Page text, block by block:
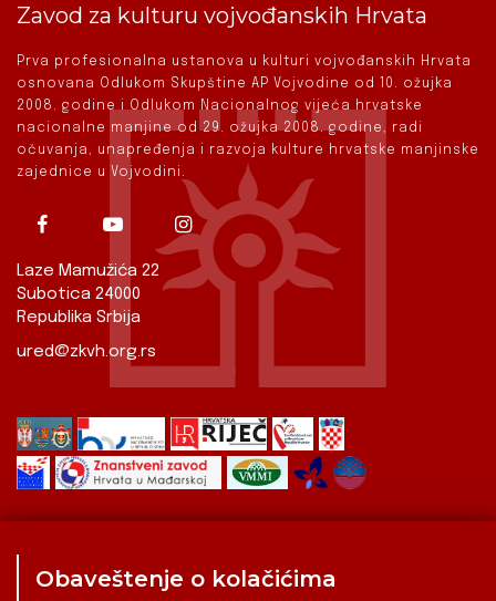
Zavod za kulturu vojvođanskih Hrvata
Prva profesionalna ustanova u kulturi vojvođanskih Hrvata
osnovana Odlukom Skupštine AP Vojvodine od 10. ožujka
2008. godine i Odlukom Nacionalnog vijeća hrvatske
nacionalne manjine od 29. ožujka 2008. godine, radi
očuvanja, unapređenja i razvoja kulture hrvatske manjinske
zajednice u Vojvodini.
Laze Mamužića 22
Subotica 24000
Republika Srbija
ured@zkvh.org.rs
Obaveštenje o kolačićima